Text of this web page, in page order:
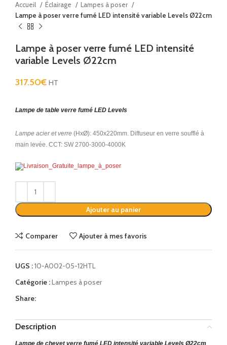
Accueil Éclairage
Lampes à poser
Lampe à poser verre fumé LED intensité variable Levels Ø22cm
Lampe à poser verre fumé LED intensité
variable Levels Ø22cm
317.50€ HT
Lampe de table verre fumé LED Levels
Lampe acier et verre (HxØ): 450x220mm. Diffuseur en verre soufflé à
main levée. CCT: SW 2700-3000-4000K
Ajouter au panier
Comparer Ajouter à mes favoris
UGS :10-A002-05-12HTL
Catégorie :Lampes à poser
Share:
Description
Lampe de chevet verre fumé LED intensité variable Levels Ø22cm